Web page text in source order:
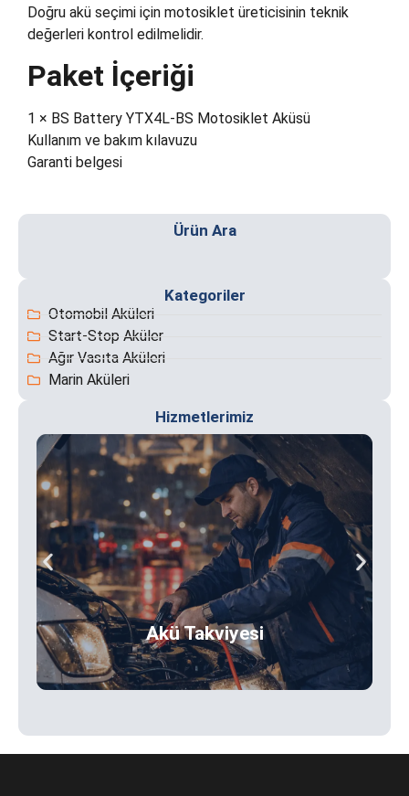
Doğru akü seçimi için motosiklet üreticisinin teknik
değerleri kontrol edilmelidir.
Paket İçeriği
1 × BS Battery YTX4L-BS Motosiklet Aküsü
Kullanım ve bakım kılavuzu
Garanti belgesi
Ürün Ara
Kategoriler
Otomobil Aküleri
Start-Stop Aküler
Ağır Vasıta Aküleri
Marin Aküleri
Hizmetlerimiz
Akü Takviyesi
Akünüz bittiğinde 7/24 konumunuza geliyoruz. Fatih ve
çevresinde hızlı ve güvenli akü takviye hizmeti